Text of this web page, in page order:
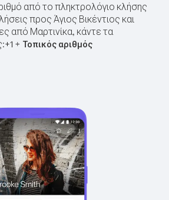
από το πληκτρολόγιο κλήσης
προς Άγιος Βικέντιος και
από Μαρτινίκα, κάντε τα
+1+ Τοπικός αριθμός